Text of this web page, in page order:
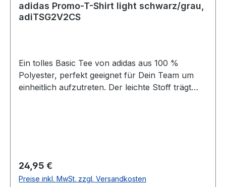
adidas Promo-T-Shirt light schwarz/grau,
adiTSG2V2CS
Ein tolles Basic Tee von adidas aus 100 %
Polyester, perfekt geeignet für Dein Team um
einheitlich aufzutreten. Der leichte Stoff trägt
Regulärer Preis:
24,95 €
Preise inkl. MwSt. zzgl. Versandkosten